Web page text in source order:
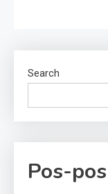
Search
Pos-